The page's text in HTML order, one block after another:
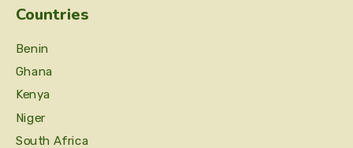
Countries
Benin
Ghana
Kenya
Niger
South Africa